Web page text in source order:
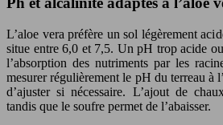
L’aloe vera préfère un sol légèrement
situe entre 6,0 et 7,5. Un pH trop acide
l’absorption des nutriments par les
mesurer régulièrement le pH du terreau à
d’ajuster si nécessaire. L’ajout de
tandis que le soufre permet de l’abaisser.